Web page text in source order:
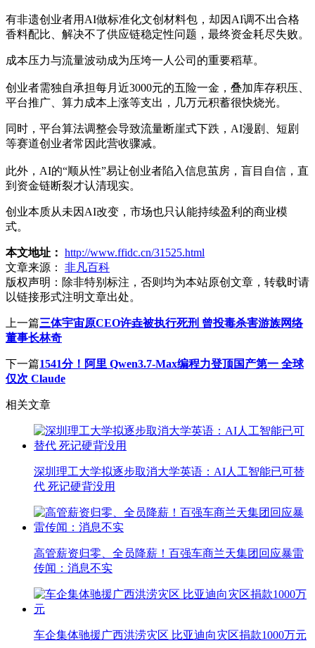
有非遗创业者用AI做标准化文创材料包，却因AI调不出合格
香料配比、解决不了供应链稳定性问题，最终资金耗尽失败。
成本压力与流量波动成为压垮一人公司的重要稻草。
创业者需独自承担每月近3000元的五险一金，叠加库存积压、
平台推广、算力成本上涨等支出，几万元积蓄很快烧光。
同时，平台算法调整会导致流量断崖式下跌，AI漫剧、短剧
等赛道创业者常因此营收骤减。
此外，AI的“顺从性”易让创业者陷入信息茧房，盲目自信，直
到资金链断裂才认清现实。
创业本质从未因AI改变，市场也只认能持续盈利的商业模
式。
本文地址： http://www.ffidc.cn/31525.html
文章来源：
非凡百科
版权声明： 除非特别标注，否则均为本站原创文章，转载时请
以链接形式注明文章出处。
上一篇三体宇宙原CEO许垚被执行死刑 曾投毒杀害游族网络
董事长林奇
下一篇1541分！阿里 Qwen3.7-Max编程力登顶国产第一 全球
仅次 Claude
相关文章
深圳理工大学拟逐步取消大学英语：AI人工智能已可替
代 死记硬背没用
高管薪资归零、全员降薪！百强车商兰天集团回应暴雷
传闻：消息不实
车企集体驰援广西洪涝灾区 比亚迪向灾区捐款1000万元